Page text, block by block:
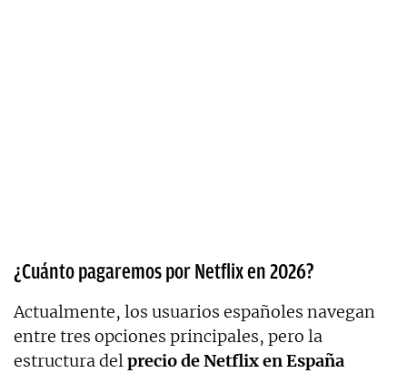
¿Cuánto pagaremos por Netflix en 2026?
Actualmente, los usuarios españoles navegan
entre tres opciones principales, pero la
estructura del precio de Netflix en España